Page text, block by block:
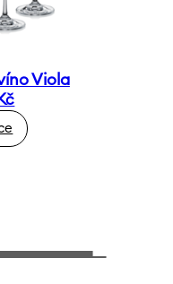
Viola
Kč